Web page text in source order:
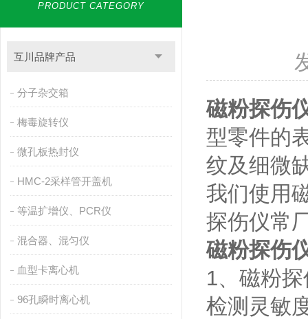
PRODUCT CATEGORY
互川品牌产品
分子杂交箱
梅毒旋转仪
微孔板热封仪
HMC-2采样管开盖机
等温扩增仪、PCR仪
混合器、混匀仪
血型卡离心机
96孔瞬时离心机
磁粉探伤
型零件的
纹及细微
我们使用
探伤仪常
磁粉探伤
1、磁粉
检测灵敏